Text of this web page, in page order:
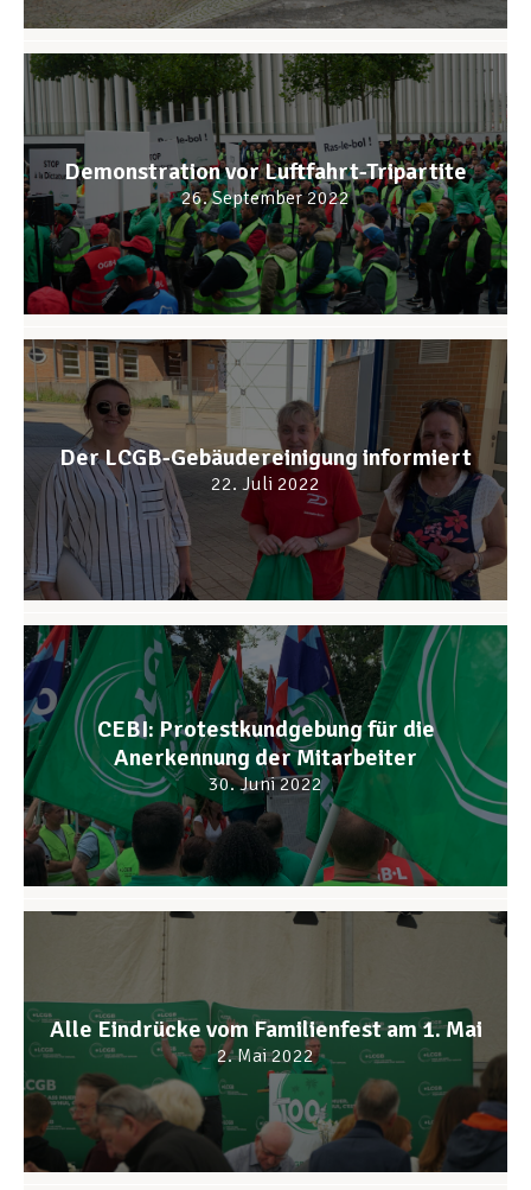
Demonstration vor Luftfahrt-Tripartite
26. September 2022
Der LCGB-Gebäudereinigung informiert
22. Juli 2022
CEBI: Protestkundgebung für die
Anerkennung der Mitarbeiter
30. Juni 2022
Alle Eindrücke vom Familienfest am 1. Mai
2. Mai 2022